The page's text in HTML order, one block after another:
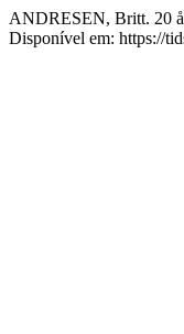
ANDRESEN, Britt. 20
Disponível em: https://